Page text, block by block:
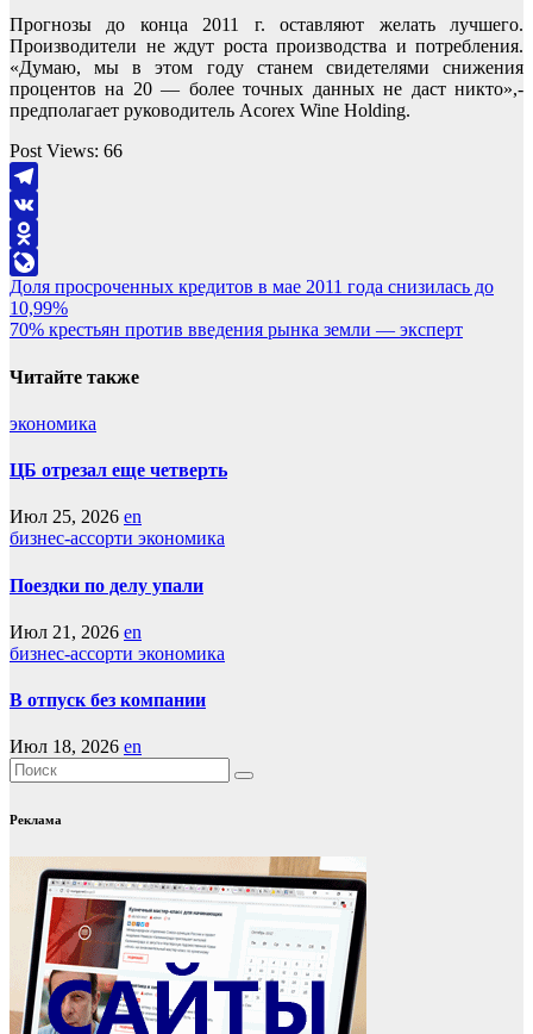
Прогнозы до конца 2011 г. оставляют желать лучшего.
Производители не ждут роста производства и потребления.
«Думаю, мы в этом году станем свидетелями снижения
процентов на 20 — более точных данных не даст никто»,-
предполагает руководитель Acorex Wine Holding.
Post Views: 66
Telegram
VK
Odnoklassniki
LiveJournal
Навигация
по
Доля просроченных кредитов в мае 2011 года снизилась до
10,99%
70% крестьян против введения рынка земли — эксперт
Читайте также
экономика
ЦБ отрезал еще четверть
Июл 25, 2026 en
бизнес-ассорти экономика
Поездки по делу упали
Июл 21, 2026 en
бизнес-ассорти экономика
В отпуск без компании
Июл 18, 2026 en
Реклама